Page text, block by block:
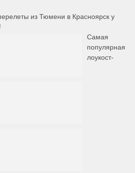
из Тюмени в Красноярск у
!
Самая
популярная
лоукост-